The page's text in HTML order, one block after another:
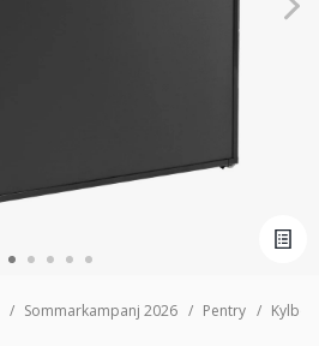
Sommarkampanj 2026 Pentry